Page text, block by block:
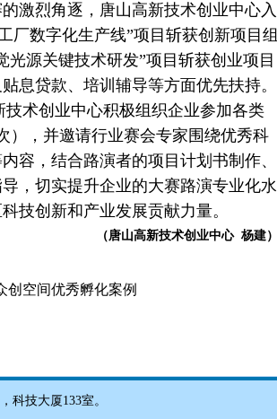
激烈角逐，唐山高新技术创业中心入
厂数字化生产线”项目斩获创新项目组
源关键技术研发”项目斩获创业项目
息贷款、培训辅导等方面优先扶持。
术创业中心积极组织企业参加各类
），并邀请行业赛会专家围绕优秀科
容，结合路演者的项目计划书制作、
，切实提升企业的大赛路演专业化水
技创新和产业发展贡献力量。
（唐山高新技术创业中心 杨建）
空间优秀孵化案例
科技大厦133室。